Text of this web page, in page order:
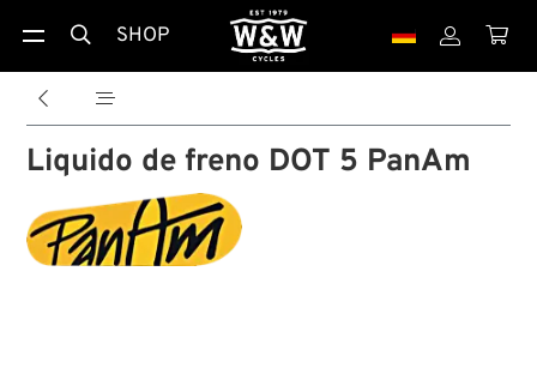
 SHOP  
 
Liquido de freno DOT 5 PanAm